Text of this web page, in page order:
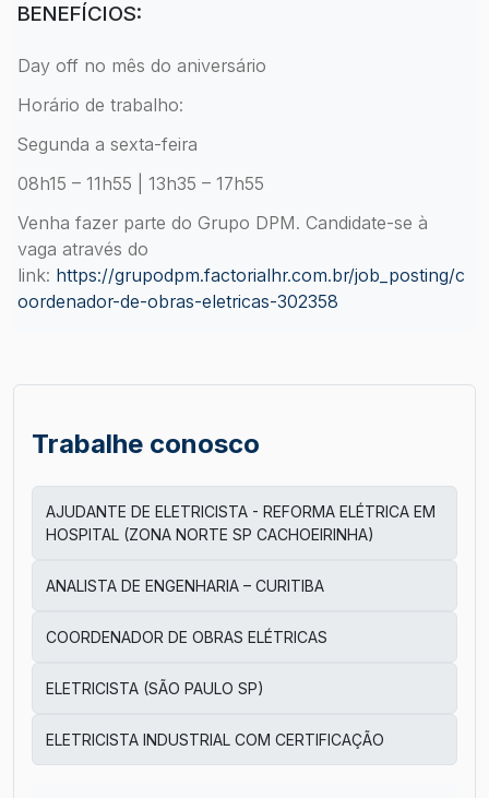
BENEFÍCIOS:
Day off no mês do aniversário
Horário de trabalho:
Segunda a sexta-feira
08h15 – 11h55 | 13h35 – 17h55
Venha fazer parte do Grupo DPM. Candidate-se à
vaga através do
link: https://grupodpm.factorialhr.com.br/job_posting/c
oordenador-de-obras-eletricas-302358
Trabalhe conosco
AJUDANTE DE ELETRICISTA - REFORMA ELÉTRICA EM
HOSPITAL (ZONA NORTE SP CACHOEIRINHA)
ANALISTA DE ENGENHARIA – CURITIBA
COORDENADOR DE OBRAS ELÉTRICAS
ELETRICISTA (SÃO PAULO SP)
ELETRICISTA INDUSTRIAL COM CERTIFICAÇÃO